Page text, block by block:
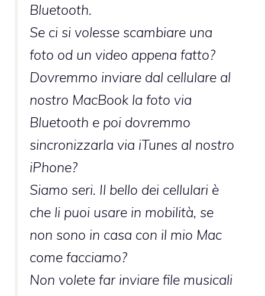
Bluetooth.
Se ci si volesse scambiare una
foto od un video appena fatto?
Dovremmo inviare dal cellulare al
nostro MacBook la foto via
Bluetooth e poi dovremmo
sincronizzarla via iTunes al nostro
iPhone?
Siamo seri. Il bello dei cellulari è
che li puoi usare in mobilità, se
non sono in casa con il mio Mac
come facciamo?
Non volete far inviare file musicali